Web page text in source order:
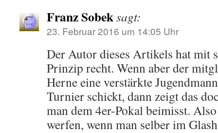
Franz Sobeksagt:
23. Februar 2016 um 14:05 Uhr
Der Autor dieses Artikels hat mit
Prinzip recht. Wenn aber der
Herne eine verstärkte
Turnier schickt, dann zeigt das
man dem 4er-Pokal beimisst.
werfen, wenn man selber im